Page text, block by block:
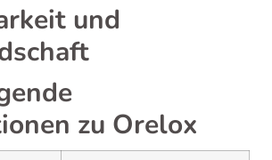
und
zu Orelox